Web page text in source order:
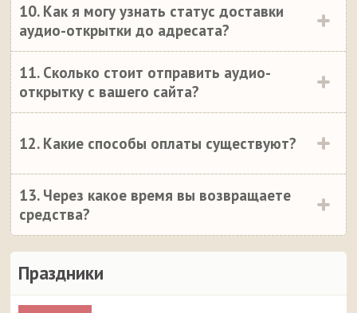
Праздники
10. Как я могу узнать статус доставки
аудио-открытки до адресата?
11. Сколько стоит отправить аудио-
открытку с вашего сайта?
12. Какие способы оплаты существуют?
13. Через какое время вы возвращаете
средства?